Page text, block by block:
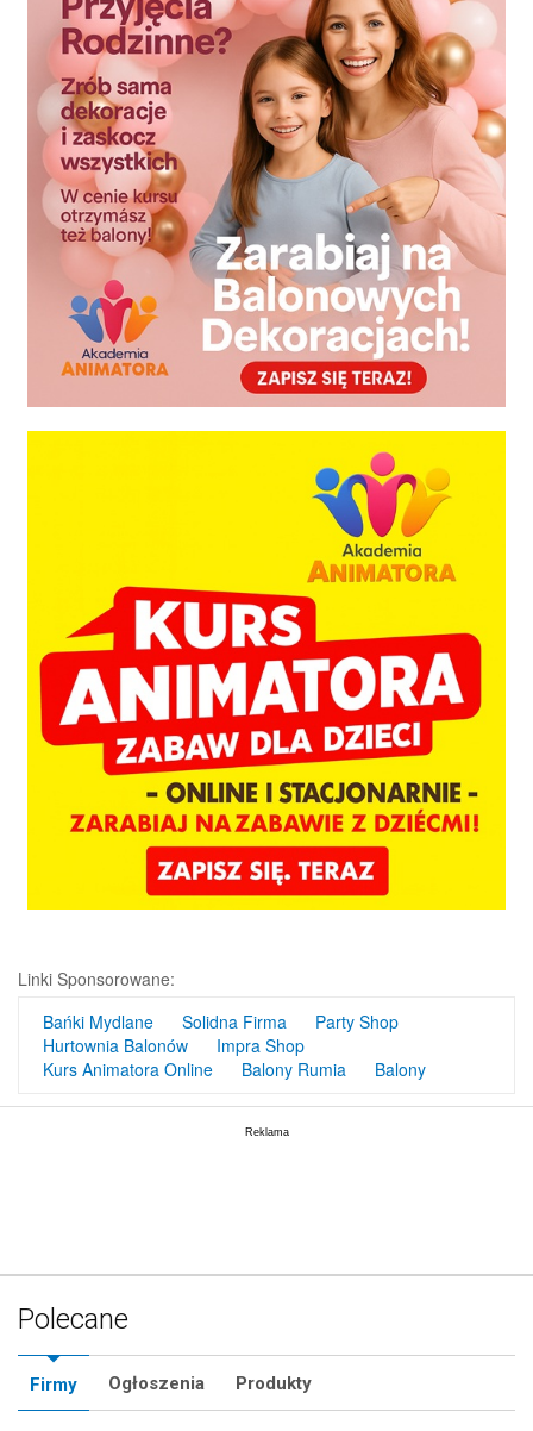
Linki Sponsorowane:
Bańki Mydlane
Solidna Firma
Party Shop
Hurtownia Balonów
Impra Shop
Kurs Animatora Online
Balony Rumia Balony
Polecane
Firmy Ogłoszenia Produkty